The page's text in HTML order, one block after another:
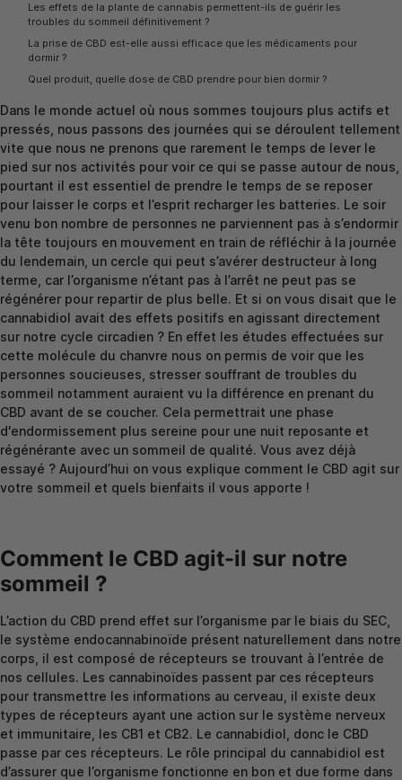
Les effets de la plante de cannabis permettent-ils de guérir les
troubles du sommeil définitivement ?
La prise de CBD est-elle aussi efficace que les médicaments pour
dormir ?
Quel produit, quelle dose de CBD prendre pour bien dormir ?
Dans le monde actuel où nous sommes toujours plus actifs et
pressés, nous passons des journées qui se déroulent tellement
vite que nous ne prenons que rarement le temps de lever le
pied sur nos activités pour voir ce qui se passe autour de nous,
pourtant il est essentiel de prendre le temps de se reposer
pour laisser le corps et l’esprit recharger les batteries. Le soir
venu bon nombre de personnes ne parviennent pas à s’endormir
la tête toujours en mouvement en train de réfléchir à la journée
du lendemain, un cercle qui peut s’avérer destructeur à long
terme, car l’organisme n’étant pas à l’arrêt ne peut pas se
régénérer pour repartir de plus belle. Et si on vous disait que le
cannabidiol avait des effets positifs en agissant directement
sur notre cycle circadien ? En effet les études effectuées sur
cette molécule du chanvre nous on permis de voir que les
personnes soucieuses, stresser souffrant de troubles du
sommeil notamment auraient vu la différence en prenant du
CBD avant de se coucher. Cela permettrait une phase
d'endormissement plus sereine pour une nuit reposante et
régénérante avec un sommeil de qualité. Vous avez déjà
essayé ? Aujourd’hui on vous explique comment le CBD agit sur
votre sommeil et quels bienfaits il vous apporte !
Comment le CBD agit-il sur notre
sommeil ?
L’action du CBD prend effet sur l’organisme par le biais du SEC,
le système endocannabinoïde présent naturellement dans notre
corps, il est composé de récepteurs se trouvant à l’entrée de
nos cellules. Les cannabinoïdes passent par ces récepteurs
pour transmettre les informations au cerveau, il existe deux
types de récepteurs ayant une action sur le système nerveux
et immunitaire, les CB1 et CB2. Le cannabidiol, donc le CBD
passe par ces récepteurs. Le rôle principal du cannabidiol est
d’assurer que l’organisme fonctionne en bon et due forme dans